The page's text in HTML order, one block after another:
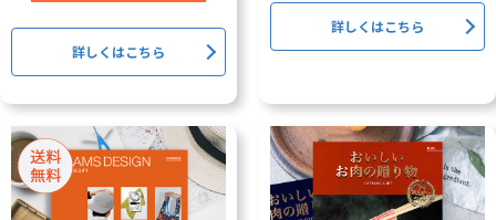
詳しくはこちら
詳しくはこちら